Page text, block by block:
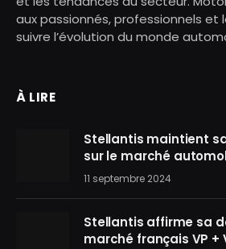
aux passionnés, professionnels
suivre l’évolution du monde
À LIRE
Stellantis maintient
sur le marché
11 septembre 2024
Stellantis affirme sa
marché français VP +